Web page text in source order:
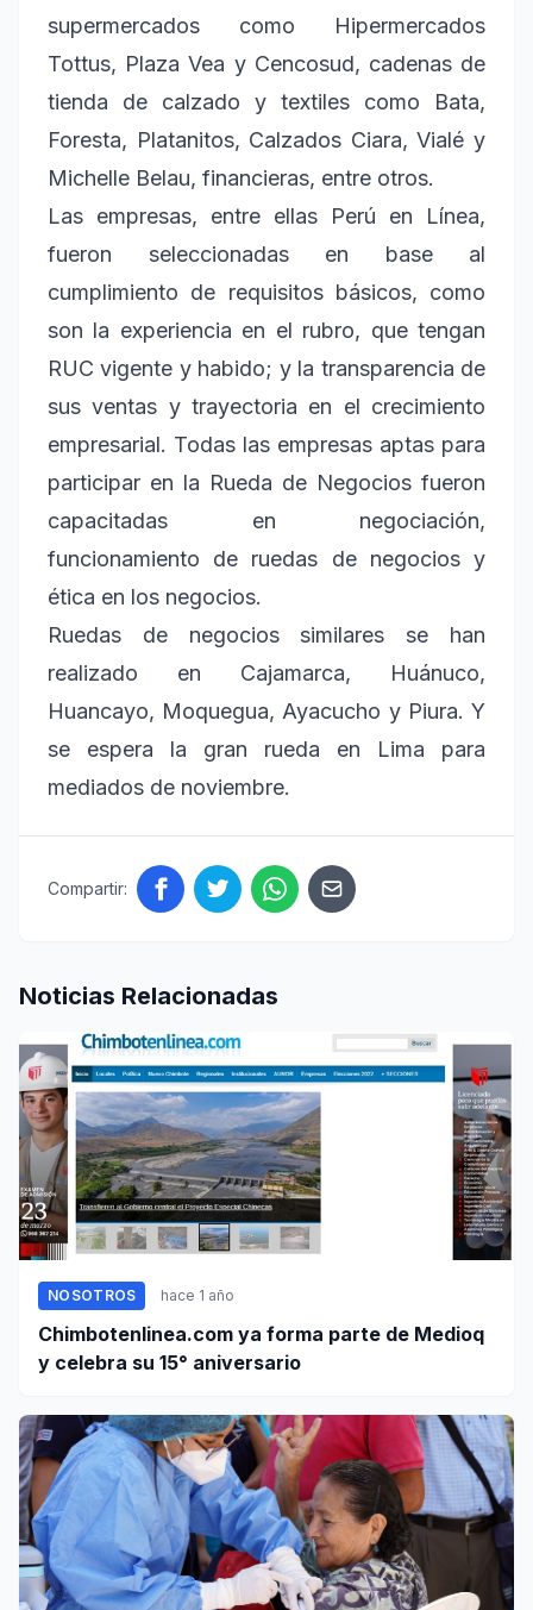
supermercados como Hipermercados
Tottus, Plaza Vea y Cencosud, cadenas de
tienda de calzado y textiles como Bata,
Foresta, Platanitos, Calzados Ciara, Vialé y
Michelle Belau, financieras, entre otros.
Las empresas, entre ellas Perú en Línea,
fueron seleccionadas en base al
cumplimiento de requisitos básicos, como
son la experiencia en el rubro, que tengan
RUC vigente y habido; y la transparencia de
sus ventas y trayectoria en el crecimiento
empresarial. Todas las empresas aptas para
participar en la Rueda de Negocios fueron
capacitadas en negociación,
funcionamiento de ruedas de negocios y
ética en los negocios.
Ruedas de negocios similares se han
realizado en Cajamarca, Huánuco,
Huancayo, Moquegua, Ayacucho y Piura. Y
se espera la gran rueda en Lima para
mediados de noviembre.
Compartir:
Noticias Relacionadas
NOSOTROS hace 1 año
Chimbotenlinea.com ya forma parte de Medioq
y celebra su 15° aniversario